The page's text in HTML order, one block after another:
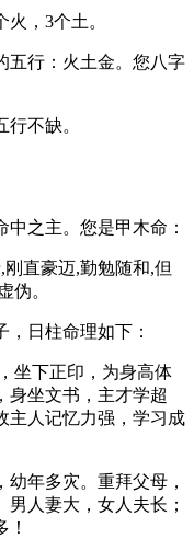
，3个土。
五行：火土金。您八字
不缺。
之主。您是甲木命：
直豪迈,勤勉随和,但
伪。
日柱命理如下：
坐下正印，为身高体
身坐文书，主才学超
主人记忆力强，学习成
年多灾。重拜父母，
人妻大，女人夫长；